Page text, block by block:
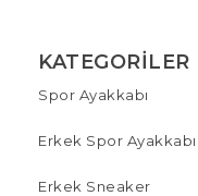
KATEGORILER
Spor Ayakkabı
Erkek Spor Ayakkabı
Erkek Sneaker